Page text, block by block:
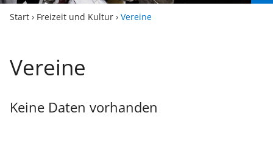
Start › Freizeit und Kultur › Vereine
Vereine
Keine Daten vorhanden